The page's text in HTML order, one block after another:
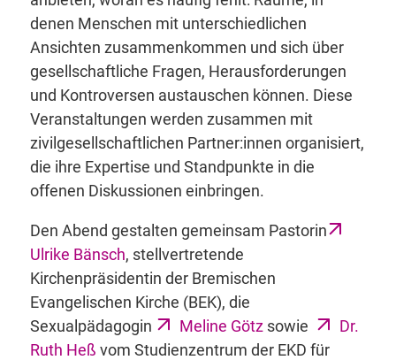
denen Menschen mit unterschiedlichen
Ansichten zusammenkommen und sich über
gesellschaftliche Fragen, Herausforderungen
und Kontroversen austauschen können. Diese
Veranstaltungen werden zusammen mit
zivilgesellschaftlichen Partner:innen organisiert,
die ihre Expertise und Standpunkte in die
offenen Diskussionen einbringen.
Den Abend gestalten gemeinsam Pastorin
Ulrike Bänsch, stellvertretende
Kirchenpräsidentin der Bremischen
Evangelischen Kirche (BEK), die
Sexualpädagogin
Meline Götzsowie
Dr.
Ruth Heß vom Studienzentrum der EKD für